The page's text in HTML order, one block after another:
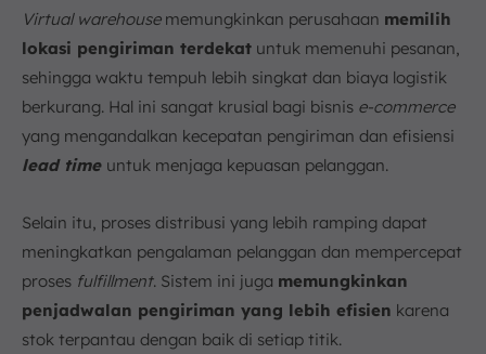
Virtual warehousememungkinkan perusahaan memilih
lokasi pengiriman terdekat untuk memenuhi pesanan,
sehingga waktu tempuh lebih singkat dan biaya logistik
berkurang. Hal ini sangat krusial bagi bisnis e-commerce
yang mengandalkan kecepatan pengiriman dan efisiensi
lead time untuk menjaga kepuasan pelanggan.
Selain itu, proses distribusi yang lebih ramping dapat
meningkatkan pengalaman pelanggan dan mempercepat
proses fulfillment. Sistem ini juga memungkinkan
penjadwalan pengiriman yang lebih efisien karena
stok terpantau dengan baik di setiap titik.